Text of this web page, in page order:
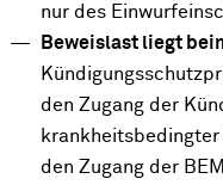
nur des
Beweislast liegt
den Zugang der
den Zugang der